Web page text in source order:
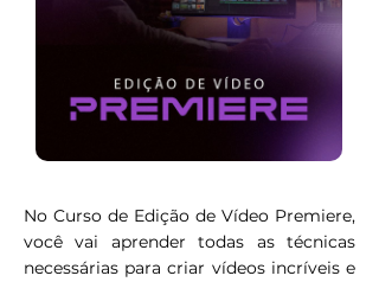
No Curso de Edição de Vídeo Premiere,
você vai aprender todas as técnicas
necessárias para criar vídeos incríveis e